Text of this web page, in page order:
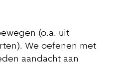
(o.a. uit
We oefenen met
aandacht aan